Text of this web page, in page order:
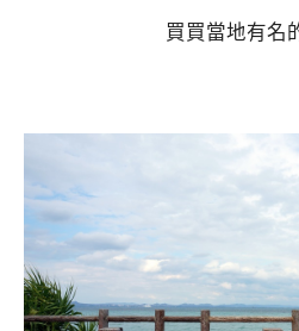
買買當地有名